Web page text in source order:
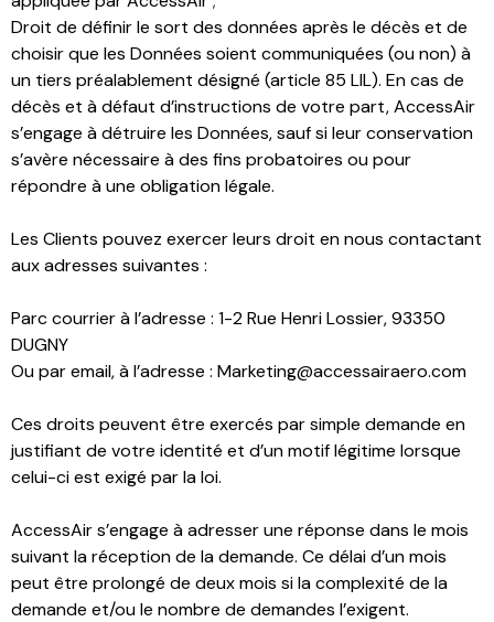
Droit de définir le sort des données après le décès et de
choisir que les Données soient communiquées (ou non) à
un tiers préalablement désigné (article 85 LIL). En cas de
décès et à défaut d’instructions de votre part, AccessAir
s’engage à détruire les Données, sauf si leur conservation
s’avère nécessaire à des fins probatoires ou pour
répondre à une obligation légale.
Les Clients pouvez exercer leurs droit en nous contactant
aux adresses suivantes :
Parc courrier à l’adresse : 1-2 Rue Henri Lossier, 93350
DUGNY
Ou par email, à l’adresse : Marketing@accessairaero.com
Ces droits peuvent être exercés par simple demande en
justifiant de votre identité et d’un motif légitime lorsque
celui-ci est exigé par la loi.
AccessAir s’engage à adresser une réponse dans le mois
suivant la réception de la demande. Ce délai d’un mois
peut être prolongé de deux mois si la complexité de la
demande et/ou le nombre de demandes l’exigent.